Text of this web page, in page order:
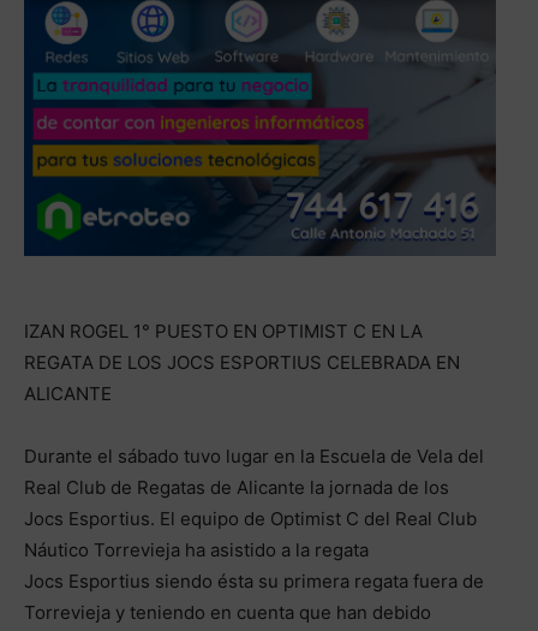
IZAN ROGEL 1° PUESTO EN OPTIMIST C EN LA
REGATA DE LOS JOCS ESPORTIUS CELEBRADA EN
ALICANTE
Durante el sábado tuvo lugar en la Escuela de Vela del
Real Club de Regatas de Alicante la jornada de los
Jocs Esportius. El equipo de Optimist C del Real Club
Náutico Torrevieja ha asistido a la regata
Jocs Esportius siendo ésta su primera regata fuera de
Torrevieja y teniendo en cuenta que han debido